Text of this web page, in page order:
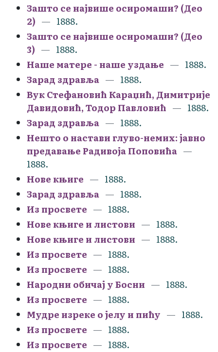
Зашто се највише осиромаши? (Део
2)
1888.
Зашто се највише осиромаши? (Део
3)
1888.
Наше матере - наше уздање
1888.
Зарад здравља
1888.
Вук Стефановић Караџић, Димитрије
Давидовић, Тодор Павловић
1888.
Зарад здравља
1888.
Нешто о настави глуво-немих: јавно
предавање Радивоја Поповића
1888.
Нове књиге
1888.
Зарад здравља
1888.
Из просвете
1888.
Нове књиге и листови
1888.
Нове књиге и листови
1888.
Из просвете
1888.
Из просвете
1888.
Народни обичај у Босни
1888.
Из просвете
1888.
Мудре изреке о јелу и пићу
1888.
Из просвете
1888.
Из просвете
1888.